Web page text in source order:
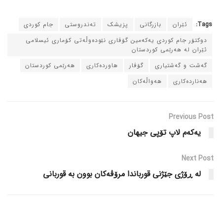
Tags: ئێران بازرگانی پزیشک ته‌ندروستی
جام کوردی
دوکتۆر جام کوردی یه‌که‌مین گۆڤاری نێوده‌وڵه‌تی کۆماری ئیسلامی
ئێران له‌ هه‌رێمی کوردستان
گه‌شت و گه‌شتیاری
گۆڤار هاورده‌کاری
هه‌رێمی کوردستان
هه‌نارده‌کاری
هه‌واڵه‌کان
Previous Post
یه‌که‌م لاپ تۆپی جیهان
Next Post
له‌ ڕۆژی جێژنی قورباندا مرۆڤه‌کان بوون به‌ قوربانی